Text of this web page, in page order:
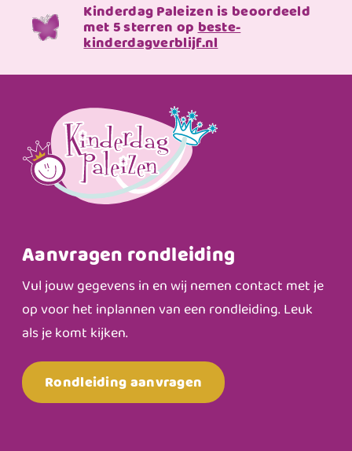
Kinderdag Paleizen is beoordeeld
met 5 sterren opbeste-
kinderdagverblijf.nl
Aanvragen rondleiding
Vul jouw gegevens in en wij nemen contact met je
op voor het inplannen van een rondleiding. Leuk
als je komt kijken.
Rondleiding aanvragen